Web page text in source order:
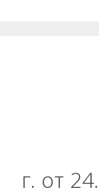
г. от